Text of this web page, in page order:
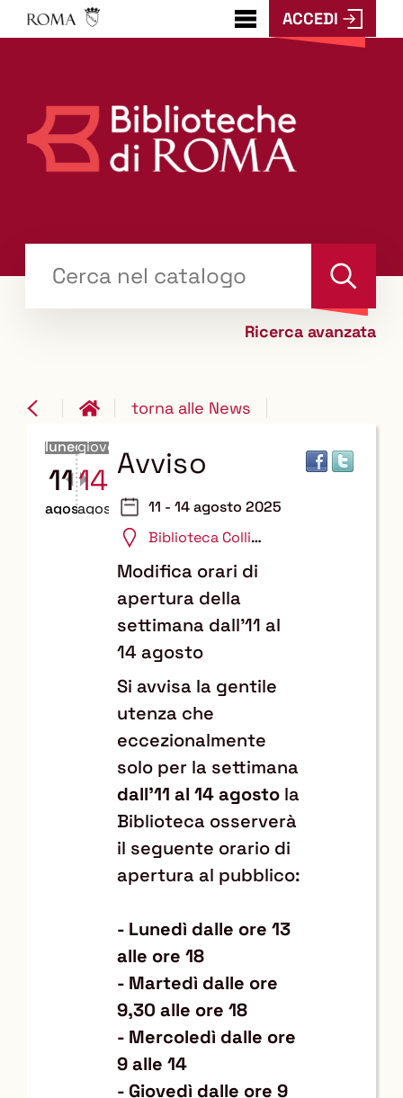
???
menu.button???
ACCEDI
il tuo libro "Catalogo"
Cerca
Ricerca avanzata
torna alle News
lunedì
11
agosto
giovedì
14
agosto
Avviso
11 - 14 agosto 2025
Biblioteca Colli
Modifica orari di
apertura della
settimana dall'11 al
14 agosto
Si avvisa la gentile
utenza che
eccezionalmente
solo per la settimana
dall'11 al 14 agosto la
Biblioteca osserverà
il seguente orario di
apertura al pubblico:
- Lunedì dalle ore 13
alle ore 18
- Martedì dalle ore
9,30 alle ore 18
- Mercoledì dalle ore
9 alle 14
- Giovedì dalle ore 9